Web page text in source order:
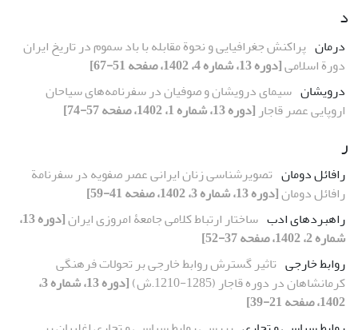
د
درمان پراکنش جغرافیایی و نحوة مقابله با باد سموم در تاریخ ایران
دورة اسلامی[دوره 13، شماره 4، 1402، صفحه 51-67]
درویشان سیمای درویشان و صوفیان در سفرنامه‌های سیاحان
اروپایی عصر قاجار [دوره 13، شماره 1، 1402، صفحه 57-74]
ر
رافائل دومان تصویرشناسی زنان ایرانی عصر صفویه در سفرنامة
رافائل دومان[دوره 13، شماره 3، 1402، صفحه 41-59]
راهبردهای ادب ساختار ارتباط کلامی جامعۀ امروزی ایران
[دوره 13،
شماره 2، 1402، صفحه 37-52]
روابط خارجی تاثیر گسترش روابط خارجی بر تحولات فرهنگی
کرمانشاهان در دوره قاجار (1285-1210.ش)
[دوره 13، شماره 3،
1402، صفحه 21-39]